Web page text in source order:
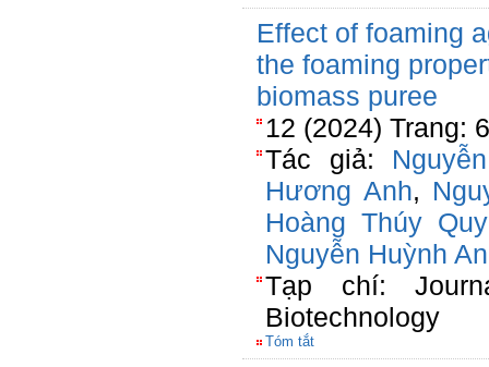
Effect of foaming
the foaming
biomass puree
12 (2024) Trang:
Tác giả:
Hương Anh,
Hoàng Thúy
Nguyễn Huỳnh
Tạp chí:
Biotechnology
Tóm tắt